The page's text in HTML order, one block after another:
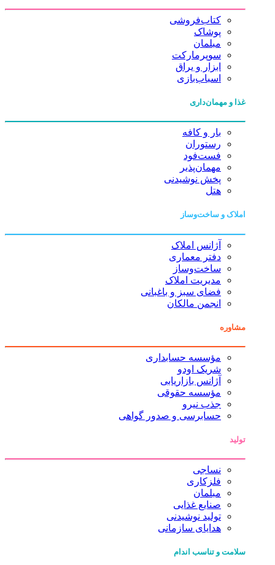
کتاب‌فروشی
پوشاک
مبلمان
سوپرمارکت
ابزار و یراق
اسباب‌بازی
غذا و مهمان‌داری
بار و کافه
رستوران
فست‌فود
مهمان‌پذیر
پخش نوشیدنی
هتل
املاک و ساخت‌وساز
آژانس املاک
دفتر معماری
ساخت‌وساز
مدیریت املاک
فضای سبز و باغبانی
انجمن مالکان
مشاوره
مؤسسه حسابداری
شریک اودو
آژانس بازاریابی
مؤسسه حقوقی
جذب نیرو
حسابرسی و صدور گواهی
تولید
نساجی
فلزکاری
مبلمان
صنایع غذایی
تولید نوشیدنی
هدایای سازمانی
سلامت و تناسب اندام